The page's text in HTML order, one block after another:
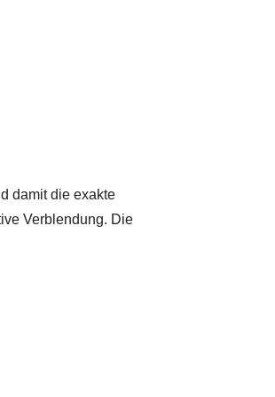
damit die exakte
Verblendung. Die